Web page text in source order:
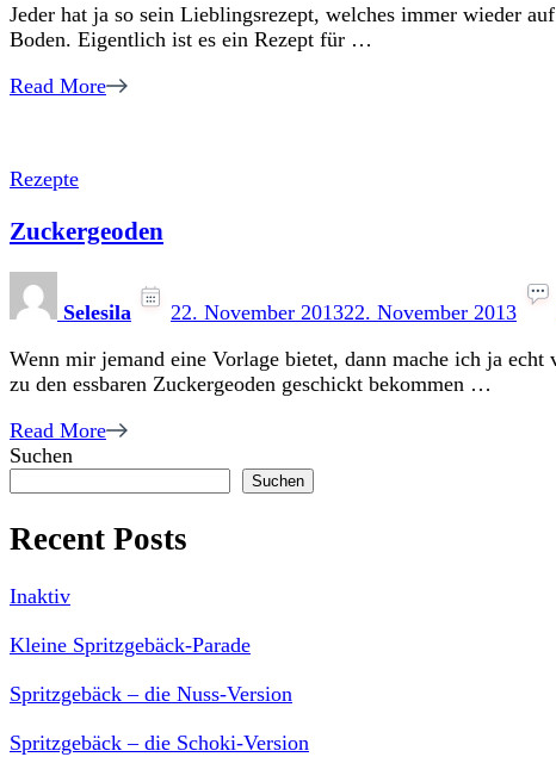
Jeder hat ja so sein Lieblingsrezept, welches immer wieder
Boden. Eigentlich ist es ein Rezept für …
Read More
Rezepte
Zuckergeoden
Selesila 22. November 201322. November 2013
Wenn mir jemand eine Vorlage bietet, dann mache ich ja
zu den essbaren Zuckergeoden geschickt bekommen …
Read More
Suchen
Suchen
Recent Posts
Inaktiv
Kleine Spritzgebäck-Parade
Spritzgebäck – die Nuss-Version
Spritzgebäck – die Schoki-Version